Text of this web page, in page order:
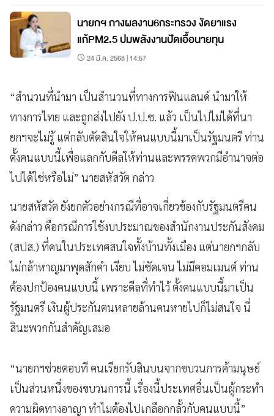
นายกฯ กางผลงาน6กระทรวง งัดยาแรง
แก้PM2.5 ปมพลังงานปัดเอื้อนายทุน
24 มี.ค. 2568 | 14:57
“สำนวนที่นำมา เป็นสำนวนที่ทางการฟินแลนด์ นำมาให้
ทางการไทย และถูกส่งไปยัง ป.ป.ช. แล้ว เป็นไปไม่ได้ที่นา
ยกฯจะไม่รู้ แต่กลับตัดสินใจให้คนแบบนี้มาเป็นรัฐมนตรี ท่าน
ตั้งคนแบบนี้เพื่อแลกกับดีลให้ท่านและพรรคพวกมีอำนาจต่อ
ไปได้ใช่หรือไม่” นายสหัสวัต กล่าว
นายสหัสวัต ยังยกตัวอย่างกรณีที่อาจเกี่ยวข้องกับรัฐมนตรีคน
ดังกล่าว คือกรณีการใช้งบประมาณของสำนักงานประกันสังคม
(สปส.) ที่คนในประเทศสนใจทั้งบ้านทั้งเมือง แต่นายกฯกลับ
ไม่กล้าหาญมาพุดสักคำ เงียบ ไม่ชัดเจน ไม่มีคอมเมนต์ ท่าน
ต้องปกป้องคนแบบนี้ เพราะดีลที่ทำไว้ ตั้งคนแบบนี้มาเป็น
รัฐมนตรี เงินผู้ประกันตนหลายล้านคนหายไปก็ไม่สนใจ นี่
สินะพวกกันสำคัญเสมอ
“นายกฯช่วยตอบที คนเรียกรับสินบนจากขบวนการค้ามนุษย์
เป็นส่วนหนึ่งของขบวนการนี้ เรื่องนี้ประเทศอื่นเป็นผู้กระทำ
ความผิดทางอาญา ทำไมต้องไปเกลือกกลั้วกับคนแบบนี้”